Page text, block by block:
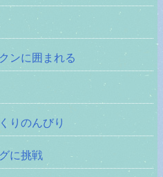
ンに囲まれる
りのんびり
に挑戦